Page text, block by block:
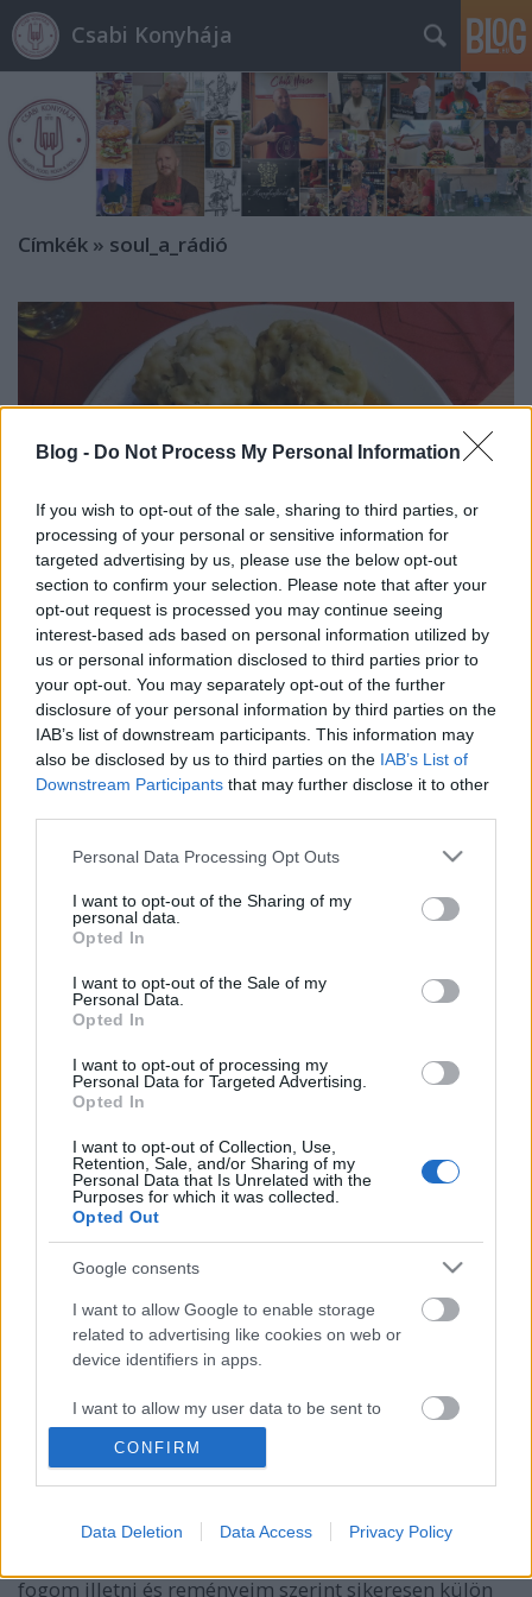
Blog - Do Not Process My Personal Information
If you wish to opt-out of the sale, sharing to third parties, or
processing of your personal or sensitive information for
targeted advertising by us, please use the below opt-out
section to confirm your selection. Please note that after your
opt-out request is processed you may continue seeing
interest-based ads based on personal information utilized by
us or personal information disclosed to third parties prior to
your opt-out. You may separately opt-out of the further
disclosure of your personal information by third parties on the
IAB’s list of downstream participants. This information may
also be disclosed by us to third parties on the IAB’s List of
Downstream Participants that may further disclose it to other
Please note that this website/app uses one or more Google
not limited to your visit or usage behaviour. You may click to
grant or deny consent to Google and its third-party tags to
use your data for below specified purposes in below Google
consent section.
Personal Data Processing Opt Outs
I want to opt-out of the Sharing of my
personal data.
Opted In
I want to opt-out of the Sale of my
Personal Data.
Opted In
I want to opt-out of processing my
Personal Data for Targeted Advertising.
Opted In
I want to opt-out of Collection, Use,
Retention, Sale, and/or Sharing of my
Personal Data that Is Unrelated with the
Purposes for which it was collected.
Opted Out
Google consents
I want to allow Google to enable storage
related to advertising like cookies on web or
device identifiers in apps.
I want to allow my user data to be sent to
Google for online advertising purposes.
I want to allow Google to send me
related to analytics like cookies on web or
CONFIRM
Data Deletion Data Access Privacy Policy
Csabi Konyhája
Címkék » soul_a_rádió
Újra itt jártam: Soul a Rádió,
Budapest
Csabi Konyhája•2014. március 28.
élményemről cikket is írtam már, most viszont úgy
muszáj újra írnom a helyről! Mindez még
októberben lett volna aktuális, akkor viszont a
Csabi Konyhája•2013. szeptember 01.
Úgy érzem itt az ideje, hogy kettéválasszam ezentúl
gasztroélményeket, amiket vendégként élek meg
fogom illetni és reményeim szerint sikeresen külön